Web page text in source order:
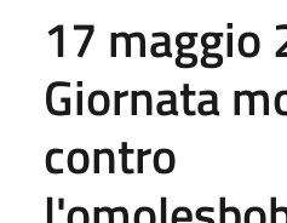
17 maggio
Giornata
contro